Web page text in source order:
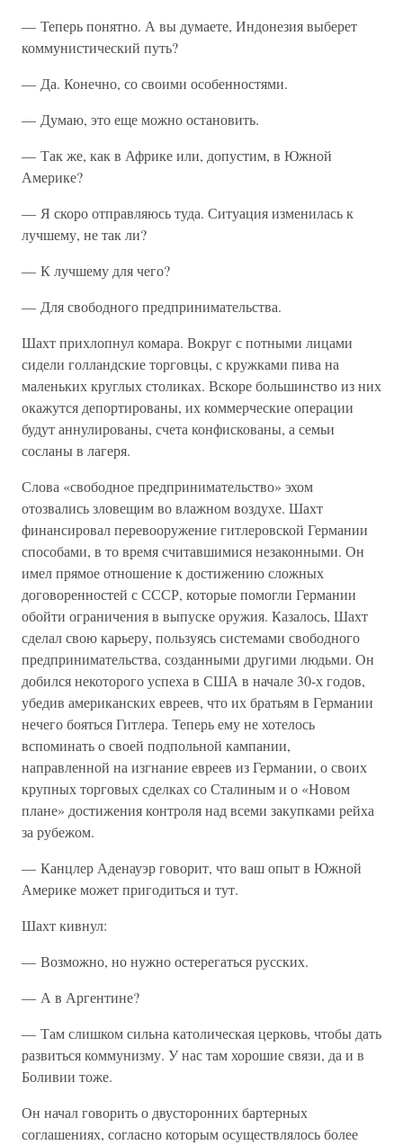
— Теперь понятно. А вы думаете, Индонезия выберет
коммунистический путь?
— Да. Конечно, со своими особенностями.
— Думаю, это еще можно остановить.
— Так же, как в Африке или, допустим, в Южной
Америке?
— Я скоро отправляюсь туда. Ситуация изменилась к
лучшему, не так ли?
— К лучшему для чего?
— Для свободного предпринимательства.
Шахт прихлопнул комара. Вокруг с потными лицами
сидели голландские торговцы, с кружками пива на
маленьких круглых столиках. Вскоре большинство из них
окажутся депортированы, их коммерческие операции
будут аннулированы, счета конфискованы, а семьи
сосланы в лагеря.
Слова «свободное предпринимательство» эхом
отозвались зловещим во влажном воздухе. Шахт
финансировал перевооружение гитлеровской Германии
способами, в то время считавшимися незаконными. Он
имел прямое отношение к достижению сложных
договоренностей с СССР, которые помогли Германии
обойти ограничения в выпуске оружия. Казалось, Шахт
сделал свою карьеру, пользуясь системами свободного
предпринимательства, созданными другими людьми. Он
добился некоторого успеха в США в начале 30-х годов,
убедив американских евреев, что их братьям в Германии
нечего бояться Гитлера. Теперь ему не хотелось
вспоминать о своей подпольной кампании,
направленной на изгнание евреев из Германии, о своих
крупных торговых сделках со Сталиным и о «Новом
плане» достижения контроля над всеми закупками рейха
за рубежом.
— Канцлер Аденауэр говорит, что ваш опыт в Южной
Америке может пригодиться и тут.
Шахт кивнул:
— Возможно, но нужно остерегаться русских.
— А в Аргентине?
— Там слишком сильна католическая церковь, чтобы дать
развиться коммунизму. У нас там хорошие связи, да и в
Боливии тоже.
Он начал говорить о двусторонних бартерных
соглашениях, согласно которым осуществлялось более